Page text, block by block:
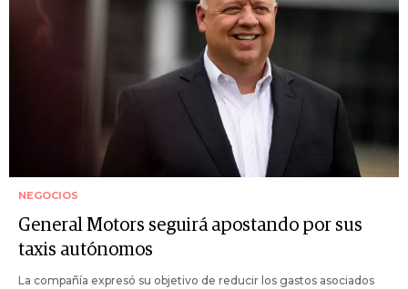
NEGOCIOS
General Motors seguirá apostando por sus
taxis autónomos
La compañía expresó su objetivo de reducir los gastos asociados